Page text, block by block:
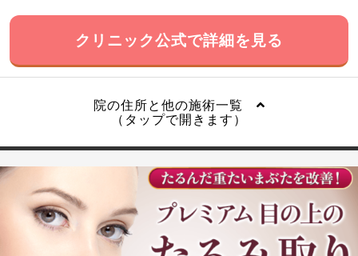
クリニック公式で詳細を見る
院の住所と他の施術一覧
（タップで開きます）